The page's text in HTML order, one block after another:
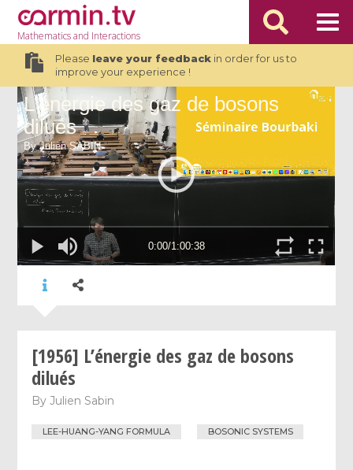
Mathematicsand Interactions
Please leave your feedbackin order for us to
improve your experience !
[1956] L’énergie des gaz de bosons
dilués
ByJulien Sabin
LEE-HUANG-YANG FORMULA BOSONIC SYSTEMS